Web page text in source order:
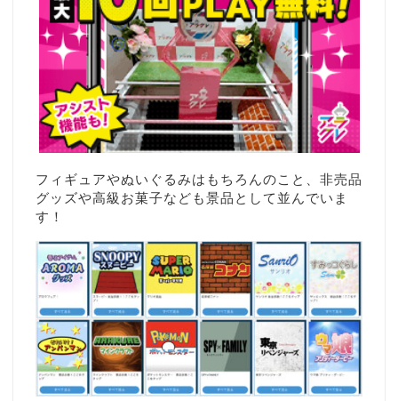
フィギュアやぬいぐるみはもちろんのこと、非売品
グッズや高級お菓子なども景品として並んでいま
す！